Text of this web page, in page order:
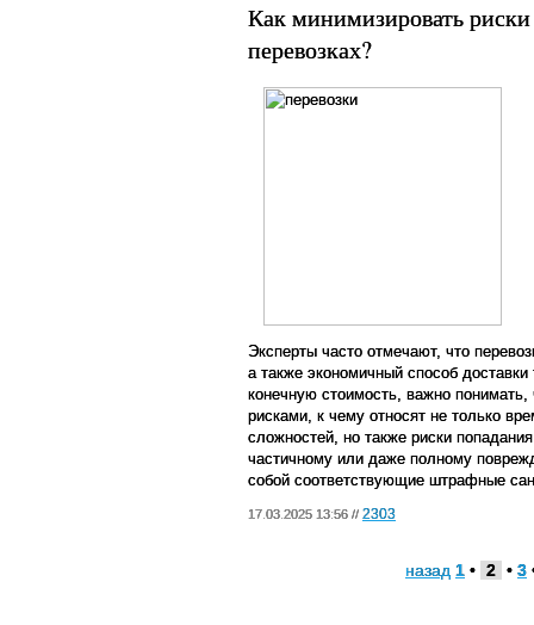
Как минимизировать
перевозках?
Эксперты часто отмечают, что
а также экономичный способ
конечную стоимость, важно
рисками, к чему относят не только
сложностей, но также риски
частичному или даже полному
собой соответствующие штрафные
17.03.2025 13:56 // 2303
назад 1 • 2 • 3